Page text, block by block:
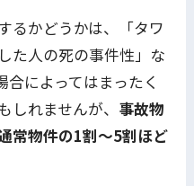
るかどうかは、「タワ
た人の死の事件性」な
合によってはまったく
しれませんが、 事故物
常物件の1割〜5割ほど